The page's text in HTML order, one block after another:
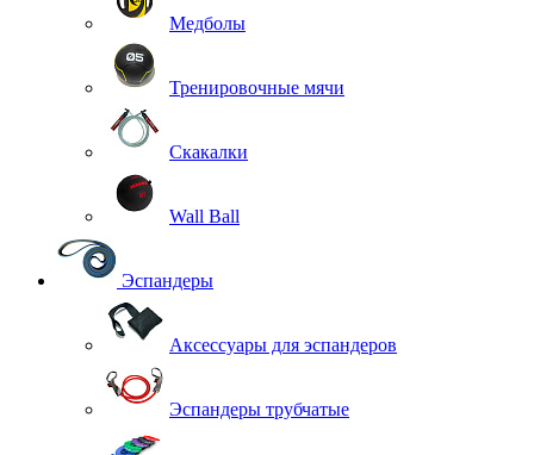
Медболы
Тренировочные мячи
Скакалки
Wall Ball
Эспандеры
Аксессуары для эспандеров
Эспандеры трубчатые